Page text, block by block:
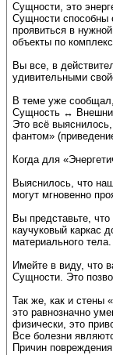
Сущности, это
Сущности способны
проявиться в
объекты по
Вы все, в
удивительными
В теме уже
Сущность ↔
Это всё
фантом»
Когда для
Выяснилось, что
могут мгновенно
Вы представьте,
каучуковый каркас
материального
Имейте в виду, что
Сущности. Это
Так же, как и стены
это равнозначно
физически, это
Все болезни
Причин